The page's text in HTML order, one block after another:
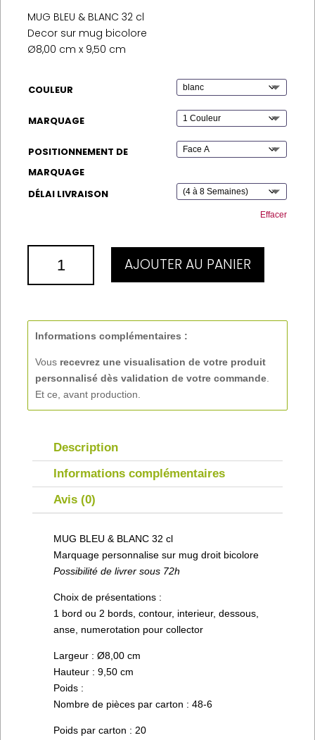
MUG BLEU & BLANC 32 cl
Decor sur mug bicolore
Ø8,00 cm x 9,50 cm
COULEUR
MARQUAGE
POSITIONNEMENT DE
MARQUAGE
DÉLAI LIVRAISON
Effacer
MUG
&
BLANC
CL
AJOUTER AU PANIER
Informations complémentaires :
Vous recevrez une visualisation de votre produit
personnalisé dès validation de votre commande
Et ce, avant production.
Description
Informations complémentaires
Avis (0)
MUG BLEU & BLANC 32 cl
Marquage personnalise sur mug droit bicolore
Possibilité de livrer sous 72h
Choix de présentations :
1 bord ou 2 bords, contour, interieur, dessous,
anse, numerotation pour collector
Largeur : Ø8,00 cm
Hauteur : 9,50 cm
Poids :
Nombre de pièces par carton : 48-6
Poids par carton : 20